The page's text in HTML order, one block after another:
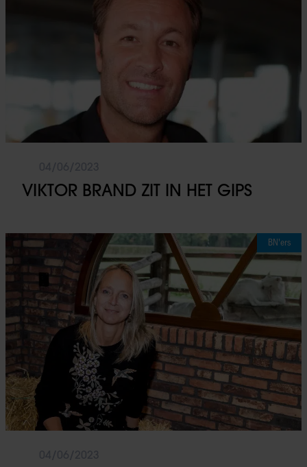
VIKTOR BRAND ZIT IN HET GIPS
BN'ers